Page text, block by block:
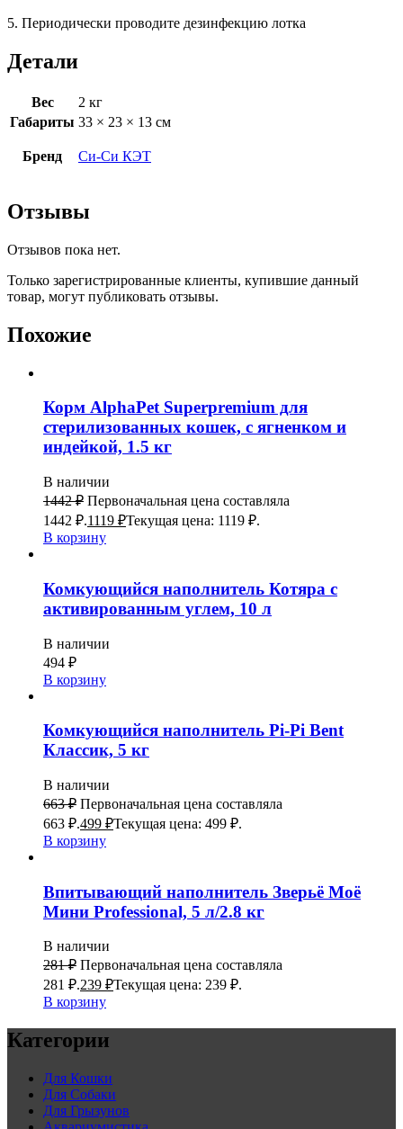
5. Периодически проводите дезинфекцию лотка
Детали
Вес
2 кг
Габариты 33 × 23 × 13 см
Бренд Си-Си КЭT
Отзывы
Отзывов пока нет.
Только зарегистрированные клиенты, купившие данный
товар, могут публиковать отзывы.
Похожие
Корм AlphaPet Superpremium для
стерилизованных кошек, c ягненком и
индейкой, 1.5 кг
В наличии
1442₽ Первоначальная цена составляла
1442 ₽.1119 ₽Текущая цена: 1119 ₽.
В корзину
Комкующийся наполнитель Котяра с
активированным углем, 10 л
В наличии
494 ₽
В корзину
Комкующийся наполнитель Pi-Pi Bent
Классик, 5 кг
В наличии
663₽ Первоначальная цена составляла
663 ₽.499 ₽Текущая цена: 499 ₽.
В корзину
Впитывающий наполнитель Зверьё Моё
Мини Рrofessional, 5 л/2.8 кг
В наличии
281₽ Первоначальная цена составляла
281 ₽.239 ₽Текущая цена: 239 ₽.
В корзину
Категории
Для Кошки
Для Собаки
Для Грызунов